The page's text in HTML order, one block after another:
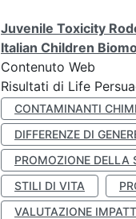
Juvenile Toxicity
Italian Children
Contenuto Web
Risultati di Life
CONTAMINANTI
DIFFERENZE DI
PROMOZIONE DELLA
STILI DI VITA
VALUTAZIONE